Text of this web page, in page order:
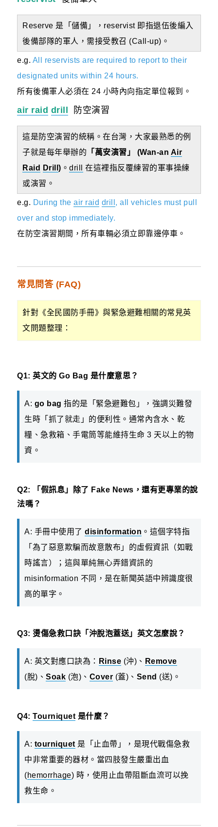
Reserve 是「儲備」，reservist 即指退伍後編入
後備部隊的軍人，需接受教召 (Call-up)。
e.g. All reservists are required to report to their
designated units within 24 hours.
所有後備軍人必須在 24 小時內向指定單位報到。
air raid drill 防空演習
這是防空演習的統稱。在台灣，大家最熟悉的例
子就是每年舉辦的 「萬安演習」 (Wan-an Air
Raid
Drill ) 。 drill
在這裡指反覆練習的軍事操練
或演習。
e.g. During the air raid drill , all vehicles must pull
over and stop immediately.
在防空演習期間，所有車輛必須立即靠邊停車。
常見問答 (FAQ)
針對《全民國防手冊》與緊急避難相關的常見英
文問題整理：
Q1: 英文的 Go Bag 是什麼意思？
A: go bag 指的是「緊急避難包」，強調災難發
生時「抓了就走」的便利性。通常內含水、乾
糧、急救箱、手電筒等能維持生命 3 天以上的物
資。
Q2: 「假訊息」除了 Fake News，還有更專業的說
法嗎？
A: 手冊中使用了 disinformation 。這個字特指
「為了惡意欺騙而故意散布」的虛假資訊（如戰
時謠言）；這與單純無心弄錯資訊的
misinformation 不同，是在新聞英語中辨識度很
高的單字。
Q3: 燙傷急救口訣「沖脫泡蓋送」英文怎麼說？
A: 英文對應口訣為： Rinse (沖)、 Remove
(脫)、 Soak (泡)、 Cover (蓋)、 Send (送)。
Q4: Tourniquet 是什麼？
A: tourniquet 是「止血帶」，是現代戰傷急救
中非常重要的器材。當四肢發生嚴重出血
(hemorrhage) 時，使用止血帶阻斷血流可以挽
救生命。